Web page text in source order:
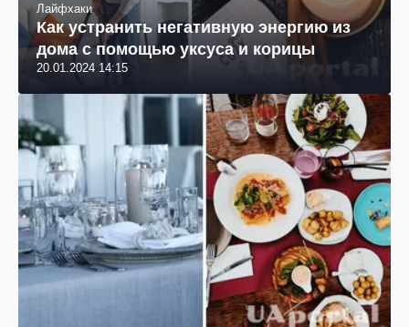
Лайфхаки
Как устранить негативную энергию из
дома с помощью уксуса и корицы
20.01.2024 14:15